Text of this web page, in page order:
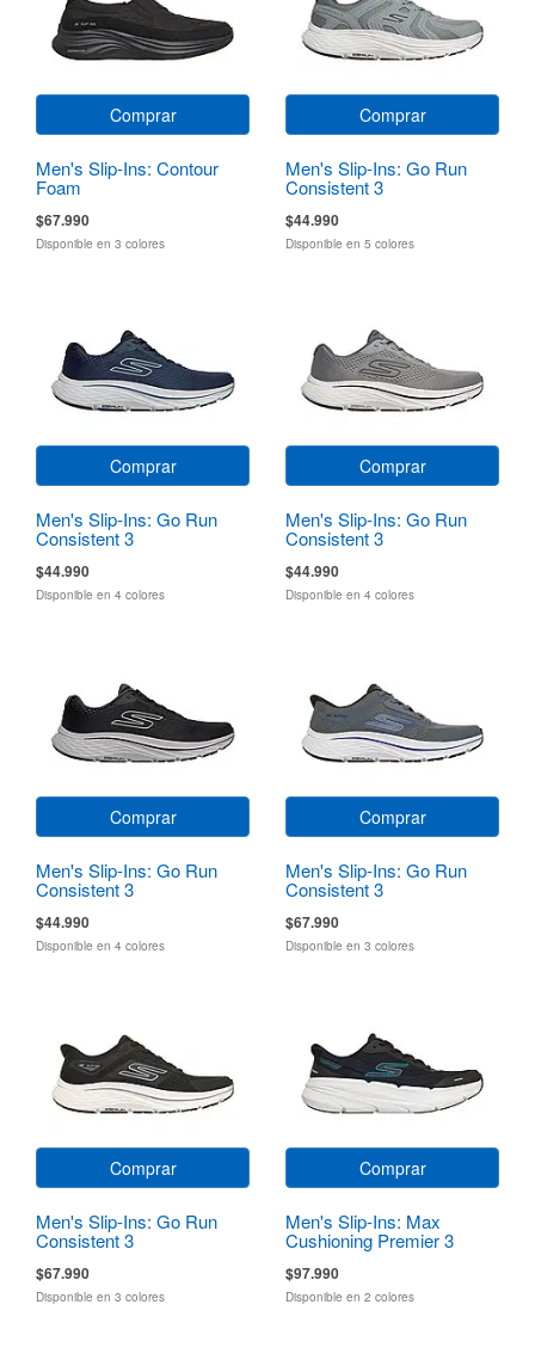
Comprar
Men's Slip-Ins: Contour
Foam
$67.990
Disponible en 3 colores
Comprar
Men's Slip-Ins: Go Run
Consistent 3
$44.990
Disponible en 5 colores
Comprar
Men's Slip-Ins: Go Run
Consistent 3
$44.990
Disponible en 4 colores
Comprar
Men's Slip-Ins: Go Run
Consistent 3
$44.990
Disponible en 4 colores
Comprar
Men's Slip-Ins: Go Run
Consistent 3
$44.990
Disponible en 4 colores
Comprar
Men's Slip-Ins: Go Run
Consistent 3
$67.990
Disponible en 3 colores
Comprar
Men's Slip-Ins: Go Run
Consistent 3
$67.990
Disponible en 3 colores
Comprar
Men's Slip-Ins: Max
Cushioning Premier 3
$97.990
Disponible en 2 colores